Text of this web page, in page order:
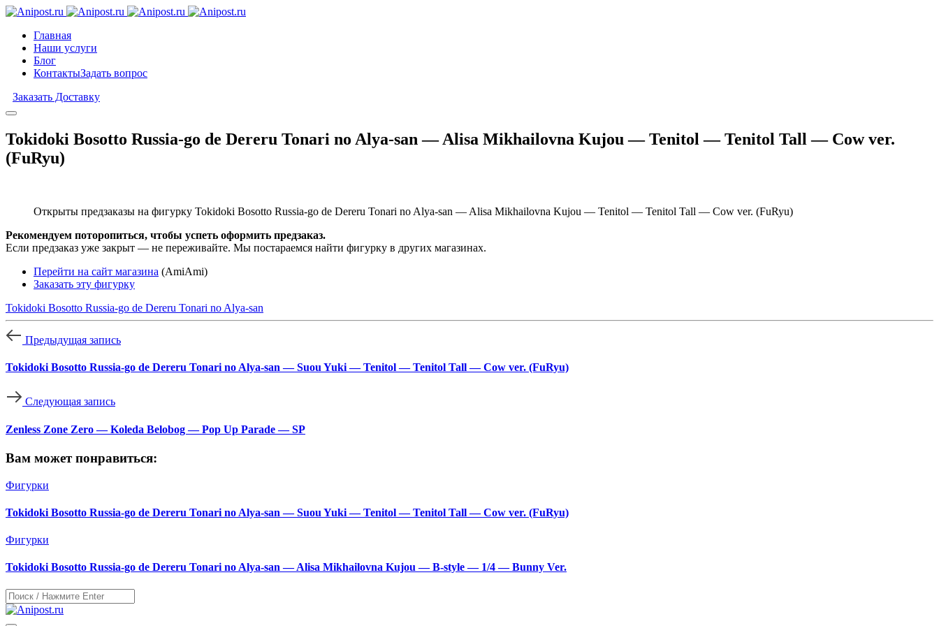
Главная
Наши услуги
Блог
КонтактыЗадать вопрос
Заказать Доставку
Tokidoki Bosotto Russia-go de Dereru Tonari no Alya-san — Alisa Mikhailovna Kujou — Tenitol — Tenitol Tall — Cow ver.
(FuRyu)
Открыты предзаказы на фигурку Tokidoki Bosotto Russia-go de Dereru Tonari no Alya-san — Alisa Mikhailovna Kujou — Tenitol — Tenitol Tall — Cow ver. (FuRyu)
Рекомендуем поторопиться, чтобы успеть оформить предзаказ.
Если предзаказ уже закрыт — не переживайте. Мы постараемся найти фигурку в других магазинах.
Перейти на сайт магазина (AmiAmi)
Заказать эту фигурку
Tokidoki Bosotto Russia-go de Dereru Tonari no Alya-san
Предыдущая запись
Tokidoki Bosotto Russia-go de Dereru Tonari no Alya-san — Suou Yuki — Tenitol — Tenitol Tall — Cow ver. (FuRyu)
Следующая запись
Zenless Zone Zero — Koleda Belobog — Pop Up Parade — SP
Вам может понравиться:
Фигурки
Tokidoki Bosotto Russia-go de Dereru Tonari no Alya-san — Suou Yuki — Tenitol — Tenitol Tall — Cow ver. (FuRyu)
Фигурки
Tokidoki Bosotto Russia-go de Dereru Tonari no Alya-san — Alisa Mikhailovna Kujou — B-style — 1/4 — Bunny Ver.